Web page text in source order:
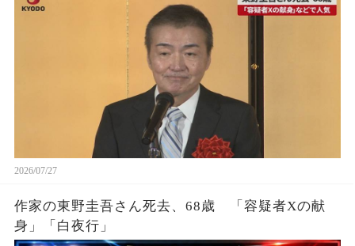
2026/07/27
作家の東野圭吾さん死去、68歳 「容疑者Xの献
身」「白夜行」